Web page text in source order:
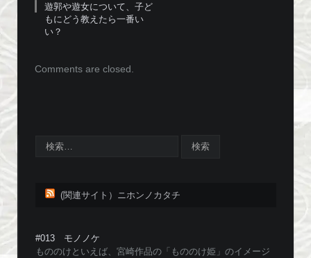
遊郭や遊女について、子ど
もにどう教えたら一番い
い？
Comments are closed.
(関連サイト）ニホンノカタチ
#013 モノノケ
もののけといえば、宮崎作品の「もののけ姫」のイメージ